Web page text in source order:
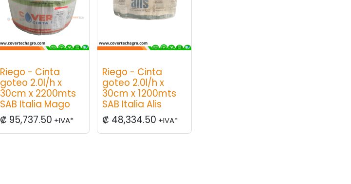
Riego - Cinta
goteo 2.0l/h x
30cm x 2200mts
SAB Italia Mago
₡ 95,737.50 +IVA*
Riego - Cinta
goteo 2.0l/h x
30cm x 1200mts
SAB Italia Alis
₡ 48,334.50 +IVA*